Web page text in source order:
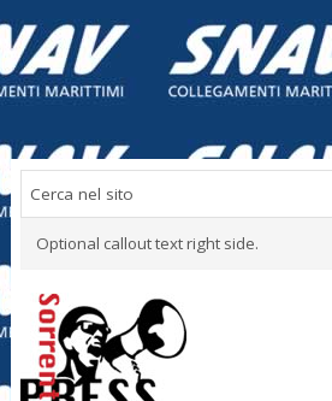
Optional callout text right side.